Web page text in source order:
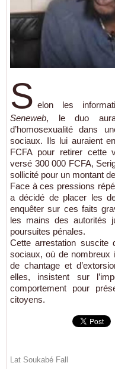
S elon les
Seneweb, le duo
d’homosexualité dans
sociaux. Ils lui auraient
FCFA pour retirer cette
versé 300 000 FCFA,
sollicité pour un montant
Face à ces pressions
a décidé de placer les
enquêter sur ces faits
les mains des autorités
poursuites pénales.
Cette arrestation
sociaux, où de nombreux
de chantage et
elles, insistent sur
comportement pour
citoyens.
Lat Soukabé Fall